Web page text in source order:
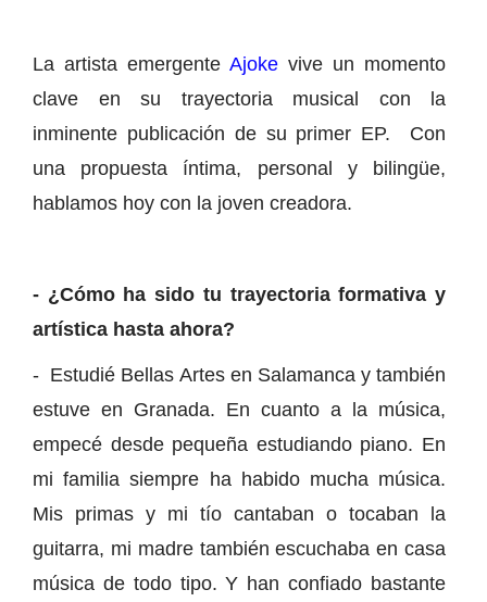
La artista emergente Ajoke vive un momento
clave en su trayectoria musical con la
inminente publicación de su primer EP. Con
una propuesta íntima, personal y bilingüe,
hablamos hoy con la joven creadora.
- ¿Cómo ha sido tu trayectoria formativa y
artística hasta ahora?
- Estudié Bellas Artes en Salamanca y también
estuve en Granada. En cuanto a la música,
empecé desde pequeña estudiando piano. En
mi familia siempre ha habido mucha música.
Mis primas y mi tío cantaban o tocaban la
guitarra, mi madre también escuchaba en casa
música de todo tipo. Y han confiado bastante